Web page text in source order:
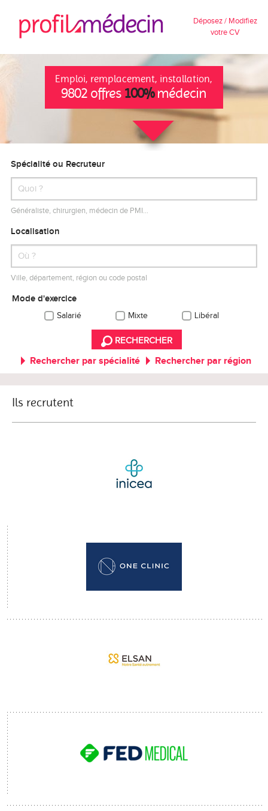
Déposez / Modifiez
votre CV
Emploi, remplacement, installation,
9802 offres 100%médecin
Spécialité ou Recruteur
Généraliste, chirurgien, médecin de PMI…
Localisation
Ville, département, région ou code postal
Mode d'exercice
Salarié Mixte Libéral
RECHERCHER
Rechercher par spécialité Rechercher par région
Ils recrutent